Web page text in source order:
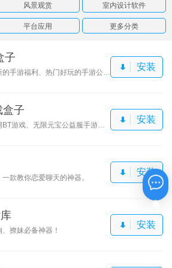
风景观赏 室内设计软件
平台应用 更多分类
子
安装
盒子
安装
款教你恋爱聊天的神器。
安装
撩妹必备神器！
安装